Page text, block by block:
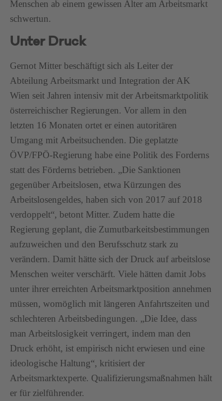
Menschen ab einem gewissen Alter am Arbeitsmarkt
schwertun.
Unter Druck
Gernot Mitter beschäftigt sich als Leiter der
Abteilung Arbeitsmarkt und Integration der AK
Wien seit Jahren intensiv mit der Arbeitsmarktpolitik
österreichischer Regierungen. Vor allem in den
letzten 16 Monaten ortet er einen autoritären
Umgang mit Arbeitsuchenden. Die geplatzte
ÖVP/FPÖ-Regierung habe eine Politik des Forderns
statt des Förderns betrieben. „Die Sanktionen
gegenüber Arbeitslosen, etwa Kürzungen des
Arbeitslosengeldes, haben sich von 2017 auf 2018
verdoppelt“, betont Mitter. Zudem hatte die
Regierung geplant, die Zumutbarkeitsbestimmungen
aufzuweichen und den Berufsschutz stark zu
verändern. Damit hätte sich der Druck auf arbeitslose
Menschen weiter verschärft. Viele hätten damit Jobs
unter ihrer erreichten Arbeitsmarktposition annehmen
müssen, womöglich mit längeren Anfahrtszeiten und
schlechteren Arbeitsbedingungen. „Die Idee, dass
man Arbeitslosigkeit verringert, indem man den
Druck erhöht, ist empirisch nicht erwiesen und eine
ideologische Haltung“, kritisiert der
Arbeitsmarktexperte. Qualifizierungsmaßnahmen hält
er für zielführender.